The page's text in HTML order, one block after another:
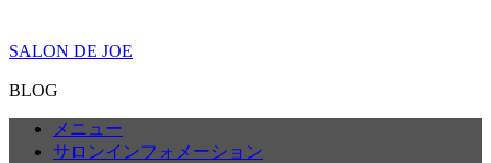
SALON DE JOE
BLOG
メニュー
サロンインフォメーション